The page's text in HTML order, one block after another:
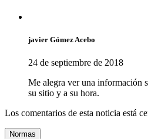
javier Gómez Acebo
24 de septiembre de 2018
Me alegra ver una información
su sitio y a su hora.
Los comentarios de esta noticia está
Normas